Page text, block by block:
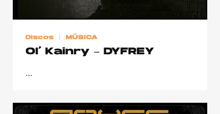
Discos MÚSICA
Ol’ Kainry – DYFREY
…